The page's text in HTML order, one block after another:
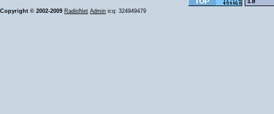
Copyright © 2002-2009 RadioNet Admin icq: 324949479